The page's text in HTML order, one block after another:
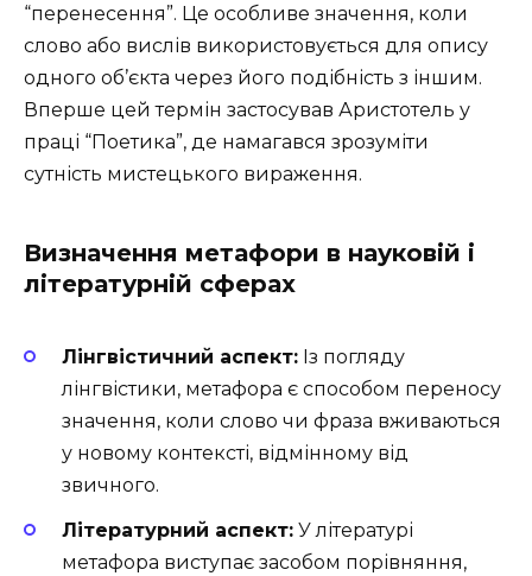
“перенесення”. Це особливе значення, коли
слово або вислів використовується для опису
одного об’єкта через його подібність з іншим.
Вперше цей термін застосував Аристотель у
праці “Поетика”, де намагався зрозуміти
сутність мистецького вираження.
Визначення метафори в науковій і
літературній сферах
Лінгвістичний аспект: Із погляду
лінгвістики, метафора є способом переносу
значення, коли слово чи фраза вживаються
у новому контексті, відмінному від
звичного.
Літературний аспект: У літературі
метафора виступає засобом порівняння,